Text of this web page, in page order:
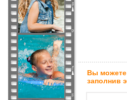
Вы можете
заполнив